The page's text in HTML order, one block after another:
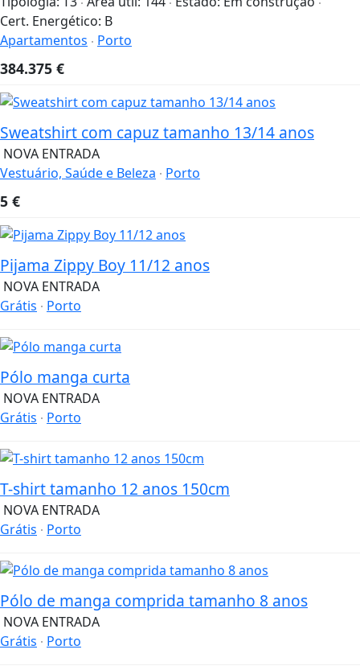
Cert. Energético: B
Apartamentos
Porto
384.375 €
Sweatshirt com capuz tamanho 13/14 anos
NOVA ENTRADA
Vestuário, Saúde e Beleza
Porto
5 €
Pijama Zippy Boy 11/12 anos
NOVA ENTRADA
Grátis
Porto
Pólo manga curta
NOVA ENTRADA
Grátis
Porto
T-shirt tamanho 12 anos 150cm
NOVA ENTRADA
Grátis
Porto
Pólo de manga comprida tamanho 8 anos
NOVA ENTRADA
Grátis
Porto